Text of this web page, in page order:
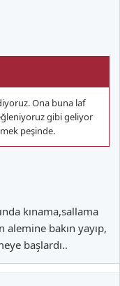
Ona buna laf
gibi geliyor
peşinde.
kınama,sallama
alemine bakın yayıp,
başlardı..